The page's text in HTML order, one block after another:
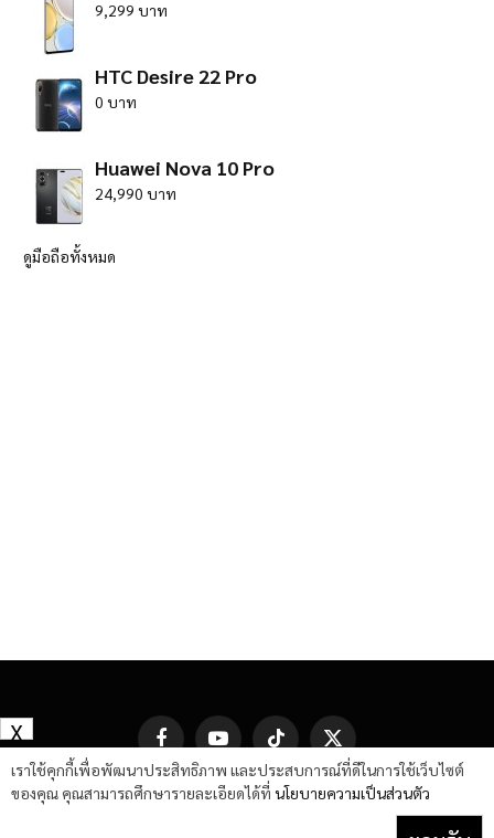
9,299 บาท
HTC Desire 22 Pro
0 บาท
Huawei Nova 10 Pro
24,990 บาท
ดูมือถือทั้งหมด
FacebookYouTube TikTok
X
(Twitter)
เราใช้คุกกี้เพื่อพัฒนาประสิทธิภาพ และประสบการณ์ที่ดีในการใช้เว็บไซต์
ของคุณ คุณสามารถศึกษารายละเอียดได้ที่ นโยบายความเป็นส่วนตัว
X